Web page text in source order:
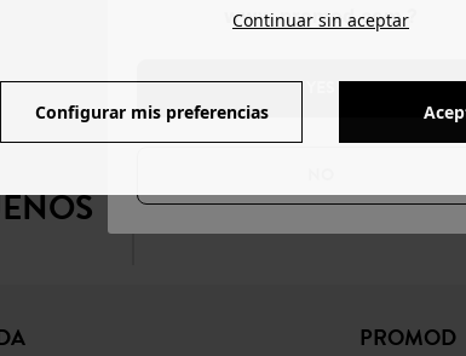
www.promod.com ?
FACEBOOK INSTAGRAM
PROMOD
Continuar sin aceptar
Configurar mis preferencias